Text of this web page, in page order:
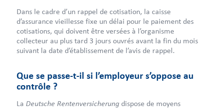
Dans le cadre d’un rappel de cotisation, la caisse
d’assurance vieillesse fixe un délai pour le paiement des
cotisations, qui doivent être versées à l’organisme
collecteur au plus tard 3 jours ouvrés avant la fin du mois
suivant la date d’établissement de l’avis de rappel.
Que se passe-t-il si l’employeur s’oppose au
contrôle ?
La Deutsche Rentenversicherungdispose de moyens